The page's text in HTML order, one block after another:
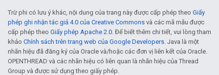
Trừ phi có lưu ý khác, nội dung của trang này được cấp phép theo Giấy
phép ghi nhận tác giả 4.0 của Creative Commons và các mã mẫu được
cấp phép theo Giấy phép Apache 2.0. Để biết thêm chi tiết, vui lòng tham
khảo Chính sách trên trang web của Google Developers. Java là một
nhãn hiệu đã đăng ký của Oracle và/hoặc các đơn vị liên kết của Oracle.
OPENTHREAD và các nhãn hiệu có liên quan là nhãn hiệu của Thread
Group và được sử dụng theo giấy phép.